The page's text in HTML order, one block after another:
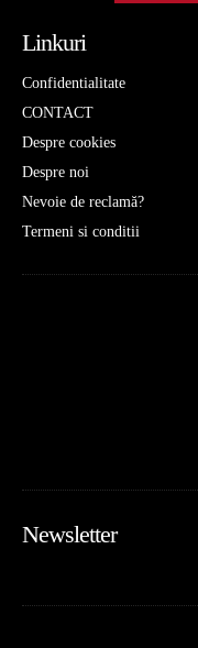
Linkuri
Confidentialitate
CONTACT
Despre cookies
Despre noi
Nevoie de reclamă?
Termeni si conditii
Newsletter